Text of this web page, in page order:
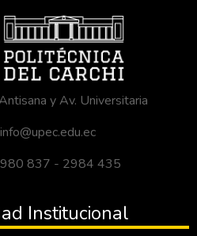
y Av. Universitaria
837 - 2984 435
Institucional